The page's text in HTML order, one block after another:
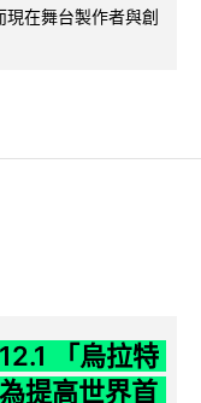
在舞台製作者與創
「烏拉特
提高世界首